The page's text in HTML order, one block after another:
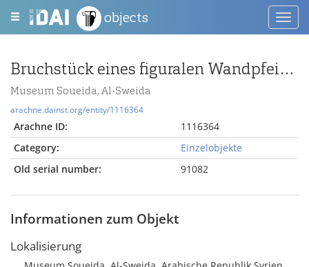
objects
Bruchstück eines figuralen Wandpfeilerkapitells mit angearbeitetem Wandstück
Museum Soueida, Al-Sweida
arachne.dainst.org/entity/1116364
Arachne ID:
1116364
Category:
Einzelobjekte
Old serial number:
91082
Informationen zum Objekt
Lokalisierung